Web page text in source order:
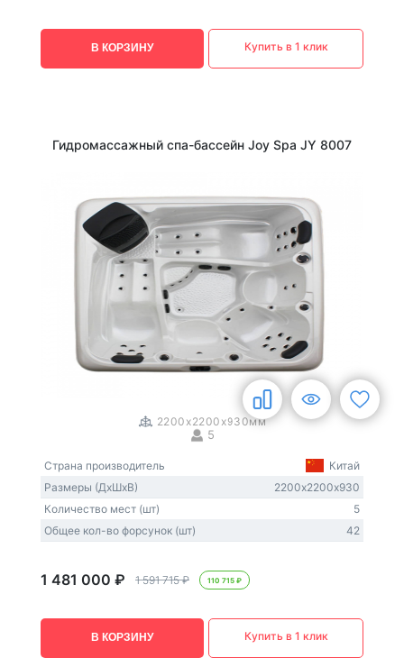
В КОРЗИНУ Купить в 1 клик
Гидромассажный спа-бассейн Joy Spa JY 8007
2200x2200x930мм
5
Страна производитель
Китай
Размеры (ДxШxВ)
2200х2200х930
Количество мест (шт)
5
Общее кол-во форсунок (шт)
42
1 481 000 ₽ 1 591 715 ₽ 110 715 ₽
В КОРЗИНУ Купить в 1 клик